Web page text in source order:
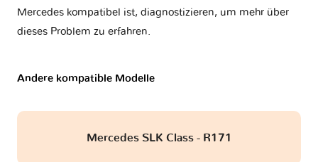
Mercedes kompatibel ist, diagnostizieren, um mehr über
dieses Problem zu erfahren.
Andere kompatible Modelle
Mercedes SLK Class - R171